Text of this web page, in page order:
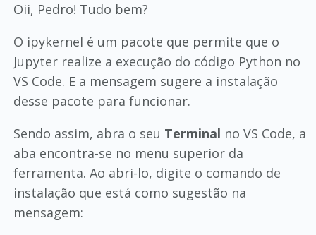
Oii, Pedro! Tudo bem?
O ipykernel é um pacote que permite que o
Jupyter realize a execução do código Python no
VS Code. E a mensagem sugere a instalação
desse pacote para funcionar.
Sendo assim, abra o seu Terminal no VS Code, a
aba encontra-se no menu superior da
ferramenta. Ao abri-lo, digite o comando de
instalação que está como sugestão na
mensagem: